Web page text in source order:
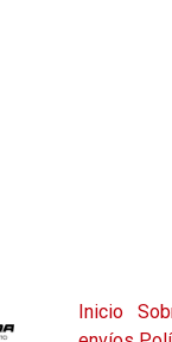
Inicio